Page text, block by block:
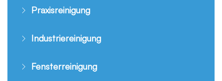
Praxisreinigung
Industriereinigung
Fensterreinigung